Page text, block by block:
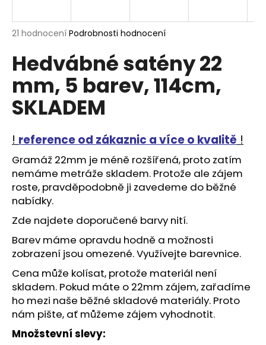
Průměrné
produktu
je
5
hvězdiček.
21 hodnocení Podrobnosti hodnocení
Hedvábné satény 22
mm, 5 barev, 114cm,
SKLADEM
! reference od zákaznic a více o kvalitě !
Gramáž 22mm je méně rozšířená, proto zatím
nemáme metráže skladem. Protože ale zájem
roste, pravděpodobně ji zavedeme do běžné
nabídky.
Zde najdete doporučené barvy nití.
Barev máme opravdu hodně a možnosti
zobrazení jsou omezené.Využívejte barevnice.
Cena může kolísat, protože materiál není
skladem. Pokud máte o 22mm zájem, zařadíme
ho mezi naše běžné skladové materiály. Proto
nám pište, ať můžeme zájem vyhodnotit.
Množstevní slevy:
j
t
?
HLEDAT
D
o
p
o
r
u
č
u
j
e
m
e